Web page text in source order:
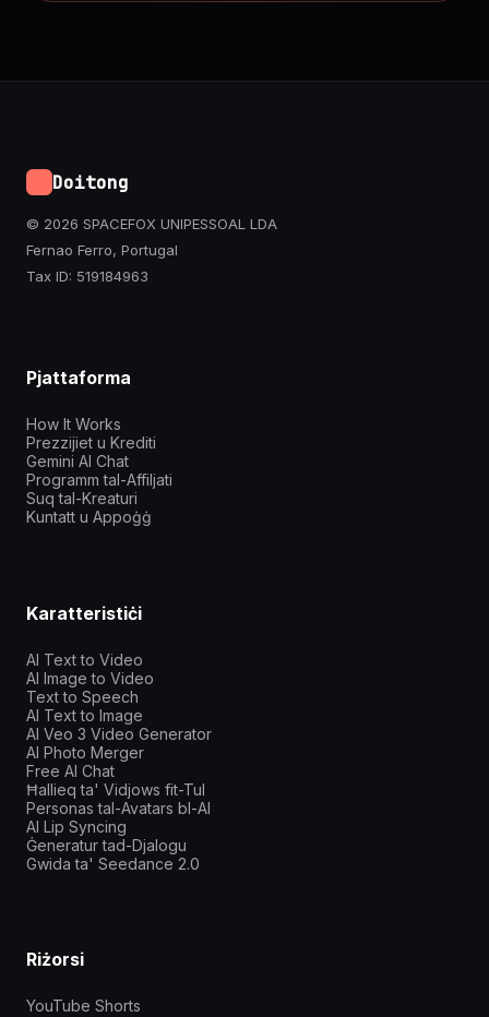
Doitong
© 2026 SPACEFOX UNIPESSOAL LDA
Fernao Ferro, Portugal
Tax ID: 519184963
Pjattaforma
How It Works
Prezzijiet u Krediti
Gemini AI Chat
Programm tal-Affiljati
Suq tal-Kreaturi
Kuntatt u Appoġġ
Karatteristiċi
AI Text to Video
AI Image to Video
Text to Speech
AI Text to Image
AI Veo 3 Video Generator
AI Photo Merger
Free AI Chat
Ħallieq ta' Vidjows fit-Tul
Personas tal-Avatars bl-AI
AI Lip Syncing
Ġeneratur tad-Djalogu
Gwida ta' Seedance 2.0
Riżorsi
YouTube Shorts